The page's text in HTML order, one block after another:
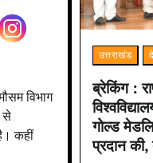
विभाग
से
कहीं
उत्तराखंड
ब्रेकिंग :
गोल्ड
प्रदान